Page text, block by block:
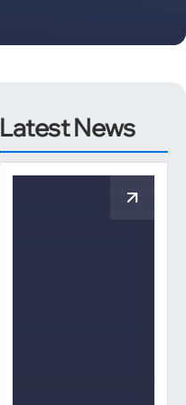
Latest News